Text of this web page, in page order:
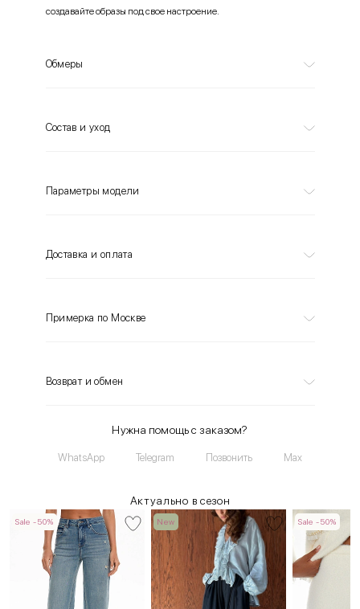
создавайте образы под свое настроение.
Обмеры
Состав и уход
Параметры модели
Доставка и оплата
Примерка по Москве
Возврат и обмен
Нужна помощь с заказом?
WhatsApp Telegram Позвонить Max
Актуально в сезон
Sale -50% New Sale -50%